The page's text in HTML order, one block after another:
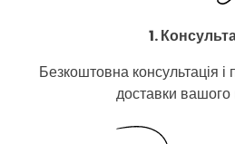
1.
Безкоштовна консультація і
доставки